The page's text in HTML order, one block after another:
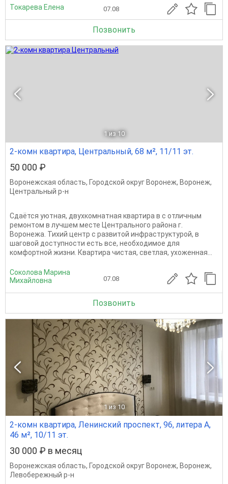
Токарева Елена 07.08
Позвонить
1 из 10
2-комн квартира, Центральный, 68 м², 11/11 эт.
50 000 ₽
Воронежская область, Городской округ Воронеж, Воронеж,
Центральный р-н
Сдаётся уютная, двухкомнатная квартира в с отличным
ремонтом в лучшем месте Центрального района г.
Воронежа. Тихий центр с развитой инфраструктурой, в
шаговой доступности есть все, необходимое для
комфортной жизни. Квартира чистая, светлая, ухоженная...
Соколова Марина
Михайловна
07.08
Позвонить
1 из 10
2-комн квартира, Ленинский проспект, 96, литера А,
46 м², 10/11 эт.
30 000 ₽ в месяц
Воронежская область, Городской округ Воронеж, Воронеж,
Левобережный р-н